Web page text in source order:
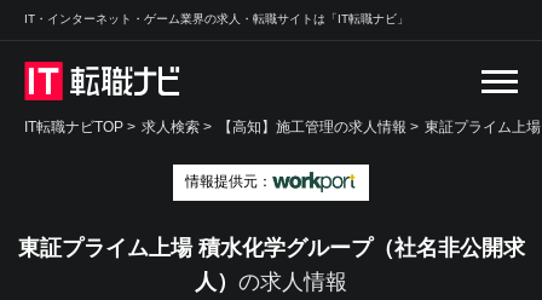
IT・インターネット・ゲーム業界の求人・転職サイトは「IT転職ナビ」
IT転職ナビTOP > 求人検索 > 【高知】施工管理の求人情報 > 東証プライム上
情報提供元：
東証プライム上場 積水化学グループ（社名非公開求
人） の求人情報